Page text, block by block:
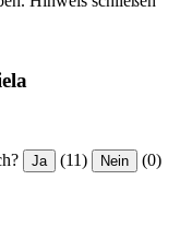
Ja (11) Nein (0)